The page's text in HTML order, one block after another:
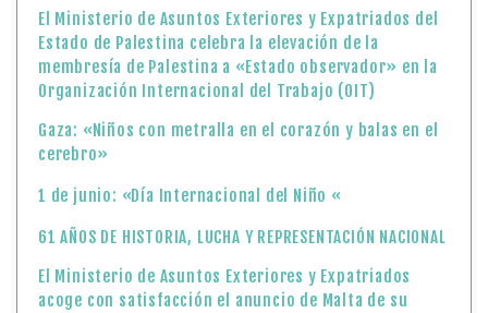
El Ministerio de Asuntos Exteriores y Expatriados del
Estado de Palestina celebra la elevación de la
membresía de Palestina a «Estado observador» en la
Organización Internacional del Trabajo (OIT)
Gaza: «Niños con metralla en el corazón y balas en el
cerebro»
1 de junio: «Día Internacional del Niño «
61 AÑOS DE HISTORIA, LUCHA Y REPRESENTACIÓN NACIONAL
El Ministerio de Asuntos Exteriores y Expatriados
acoge con satisfacción el anuncio de Malta de su